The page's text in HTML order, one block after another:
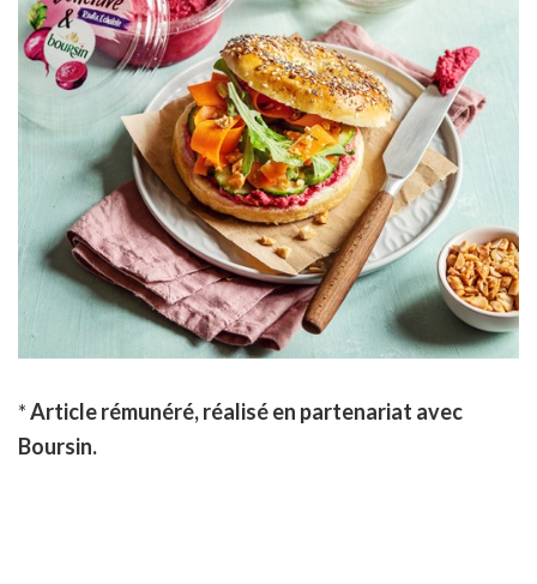
*Article rémunéré, réalisé en partenariat avec
Boursin.